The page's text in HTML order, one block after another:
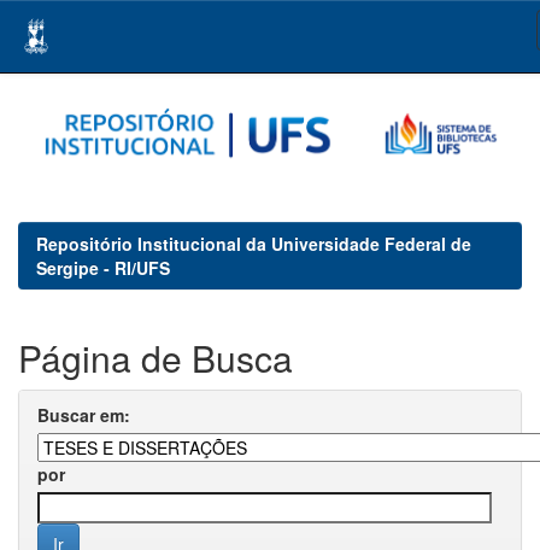
navigation
Repositório Institucional da Universidade Federal de
Sergipe - RI/UFS
Página de Busca
Buscar em:
por